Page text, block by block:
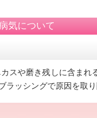
気について
スや磨き残しに含ま
ッシングで原因を取り